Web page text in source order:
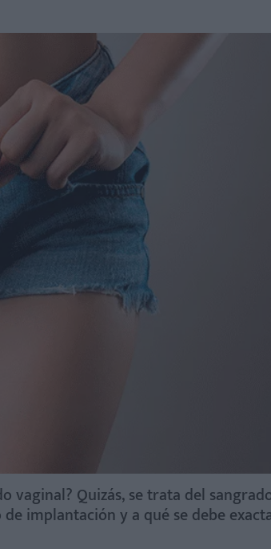
vaginal? Quizás, se trata del
implantación y a qué se debe